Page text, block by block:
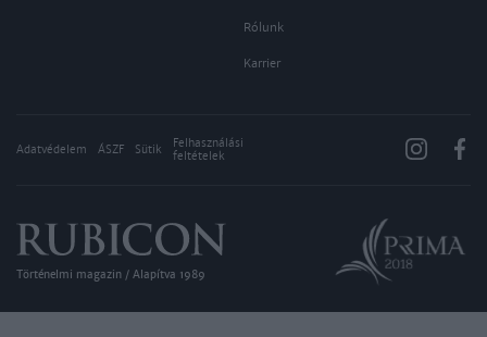
Rólunk
Karrier
Adatvédelem ÁSZF Sütik
Felhasználási
feltételek
Történelmi magazin / Alapítva 1989